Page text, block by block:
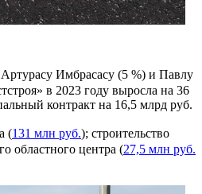
Имбрасасу (5 %) и Павлу
в 2023 году выросла на 36
контракт на 16,5 млрд руб.
(131 млн руб.); строительство
областного центра (27,5 млн руб.